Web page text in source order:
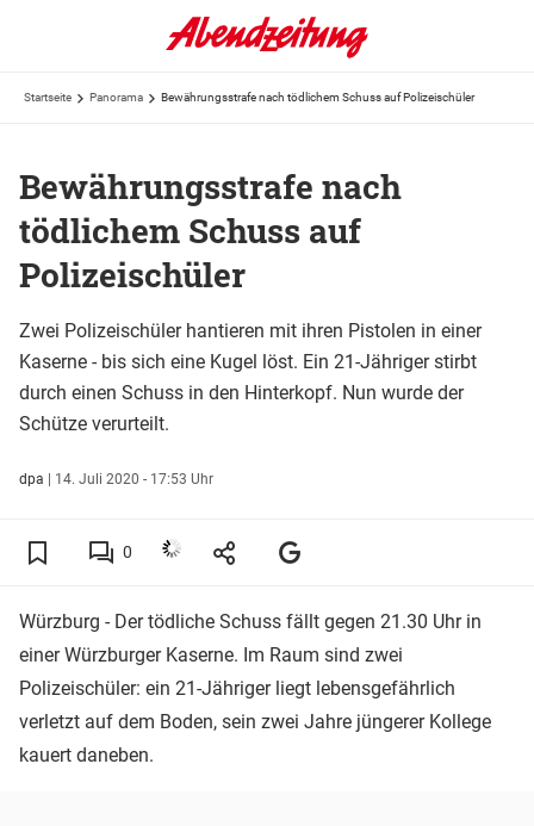
Startseite Panorama Bewährungsstrafe nach tödlichem Schuss auf Polizeischüler
Bewährungsstrafe nach
tödlichem Schuss auf
Polizeischüler
Zwei Polizeischüler hantieren mit ihren Pistolen in einer
Kaserne - bis sich eine Kugel löst. Ein 21-Jähriger stirbt
durch einen Schuss in den Hinterkopf. Nun wurde der
Schütze verurteilt.
dpa | 14. Juli 2020 - 17:53 Uhr
0
Würzburg - Der tödliche Schuss fällt gegen 21.30 Uhr in
einer Würzburger Kaserne. Im Raum sind zwei
Polizeischüler: ein 21-Jähriger liegt lebensgefährlich
verletzt auf dem Boden, sein zwei Jahre jüngerer Kollege
kauert daneben.